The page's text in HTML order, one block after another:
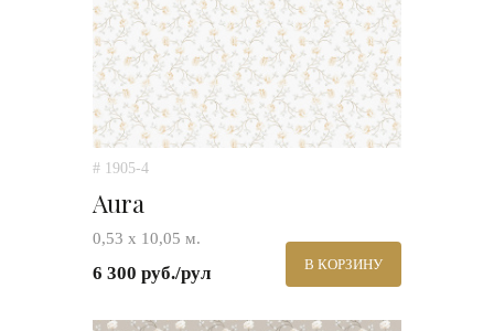
# 1905-4
Aura
0,53 х 10,05 м.
6 300 руб./рул В КОРЗИНУ